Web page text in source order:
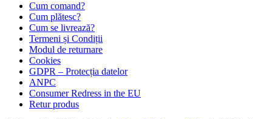
Cum comand?
Cum plătesc?
Cum se livrează?
Termeni și Condiții
Modul de returnare
Cookies
GDPR – Protecția datelor
ANPC
Consumer Redress in the EU
Retur produs